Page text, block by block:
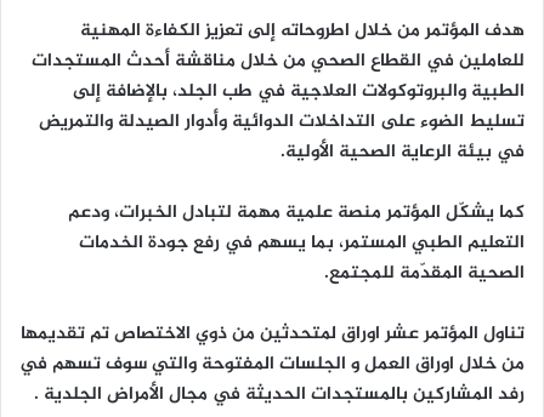
هدف المؤتمر من خلال اطروحاته إلى تعزيز الكفاءة المهنية
للعاملين في القطاع الصحي من خلال مناقشة أحدث المستجدات
الطبية والبروتوكولات العلاجية في طب الجلد، بالإضافة إلى
تسليط الضوء على التداخلات الدوائية وأدوار الصيدلة والتمريض
في بيئة الرعاية الصحية الأولية.
كما يشكّل المؤتمر منصة علمية مهمة لتبادل الخبرات، ودعم
التعليم الطبي المستمر، بما يسهم في رفع جودة الخدمات
الصحية المقدّمة للمجتمع.
تناول المؤتمر عشر اوراق لمتحدثين من ذوي الاختصاص تم تقديمها
من خلال اوراق العمل و الجلسات المفتوحة والتي سوف تسهم في
رفد المشاركين بالمستجدات الحديثة في مجال الأمراض الجلدية .